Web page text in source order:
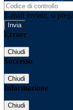
E-mail inviata, si
Errore
Chiudi
Successo
Chiudi
Informazione
Chiudi